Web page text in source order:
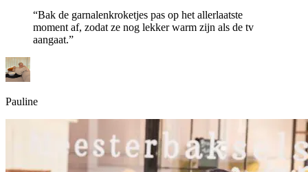
“Bak de garnalenkroketjes pas op het allerlaatste
moment af, zodat ze nog lekker warm zijn als de tv
aangaat.”
Pauline